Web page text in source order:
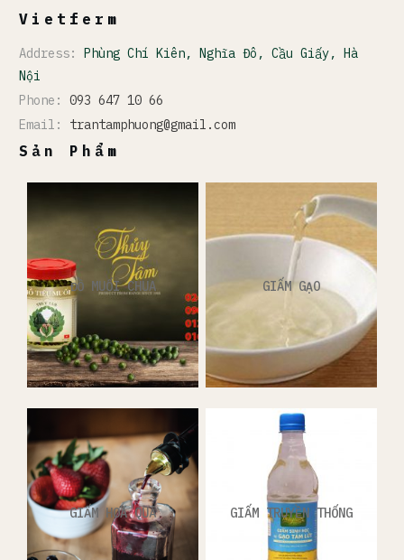
Vietferm
Address: Phùng Chí Kiên, Nghĩa Đô, Cầu Giấy, Hà
Nội
Phone: 093 647 10 66
Email: trantamphuong@gmail.com
Sản Phẩm
ĐỒ MUỐI CHUA GIẤM GẠO
GIẤM HOA QUẢ GIẤM TRUYỀN THỐNG